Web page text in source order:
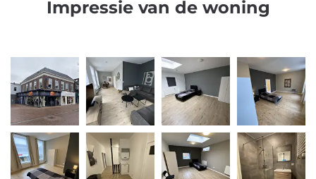
Impressie van de woning